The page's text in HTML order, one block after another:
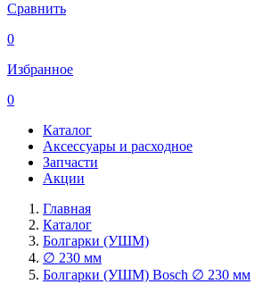
Сравнить
0
Избранное
0
Каталог
Аксессуары и расходное
Запчасти
Акции
Главная
Каталог
Болгарки (УШМ)
∅ 230 мм
Болгарки (УШМ) Bosch ∅ 230 мм